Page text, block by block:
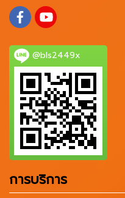
@bls2449x
การบริการ